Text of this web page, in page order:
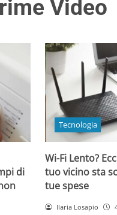
Video
di
Tecnologia
Wi-Fi Lento?
tuo vicino sta
tue spese
Ilaria Losapio